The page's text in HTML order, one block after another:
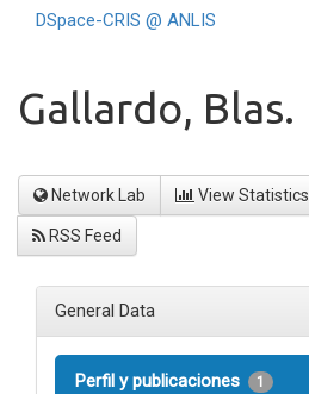
DSpace-CRIS @ ANLIS
Gallardo, Blas.
Network Lab View Statistics
RSS Feed
General Data
Perfil y publicaciones 1